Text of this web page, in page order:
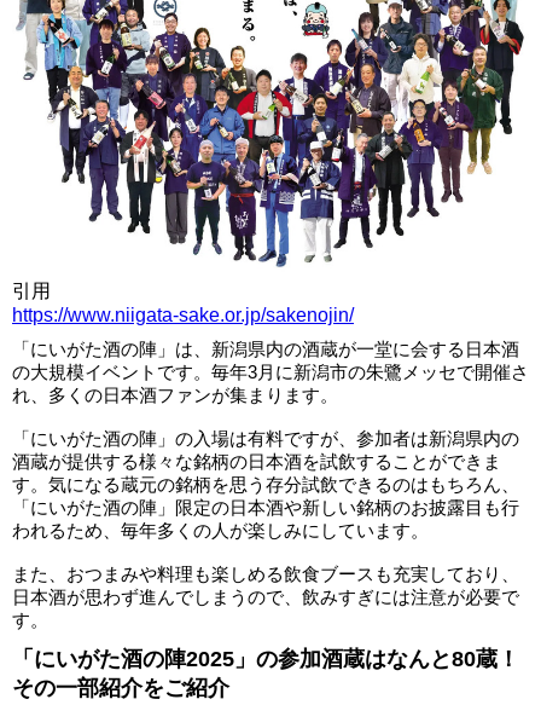
引用
https://www.niigata-sake.or.jp/sakenojin/
「にいがた酒の陣」は、新潟県内の酒蔵が一堂に会する日本酒
の大規模イベントです。毎年3月に新潟市の朱鷺メッセで開催さ
れ、多くの日本酒ファンが集まります。
「にいがた酒の陣」の入場は有料ですが、参加者は新潟県内の
酒蔵が提供する様々な銘柄の日本酒を試飲することができま
す。気になる蔵元の銘柄を思う存分試飲できるのはもちろん、
「にいがた酒の陣」限定の日本酒や新しい銘柄のお披露目も行
われるため、毎年多くの人が楽しみにしています。
また、おつまみや料理も楽しめる飲食ブースも充実しており、
日本酒が思わず進んでしまうので、飲みすぎには注意が必要で
す。
「にいがた酒の陣2025」の参加酒蔵はなんと80蔵！
その一部紹介をご紹介